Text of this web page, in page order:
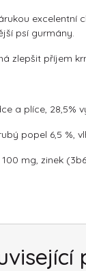
excelentní
psí gurmány.
zlepšit příjem
a plíce, 28,5%
popel 6,5 %,
mg, zinek